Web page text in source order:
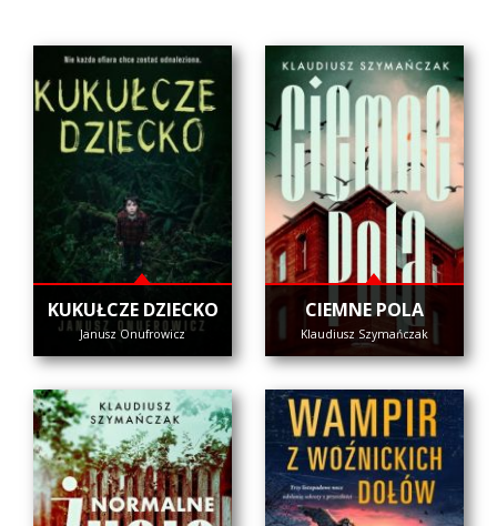
KUKUŁCZE DZIECKO
Janusz Onufrowicz
CIEMNE POLA
Klaudiusz Szymańczak